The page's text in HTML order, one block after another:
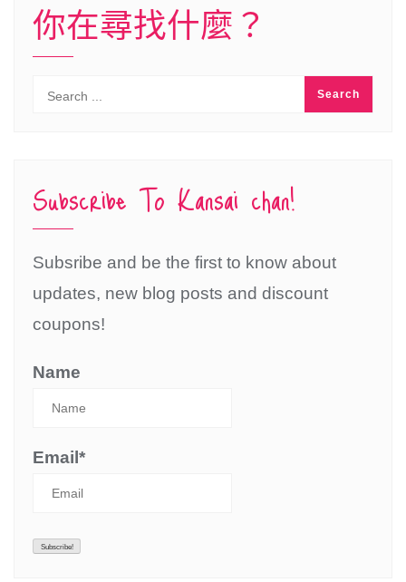
你在尋找什麼？
Subscribe To Kansai chan!
Subsribe and be the first to know about
updates, new blog posts and discount
coupons!
Name
Email*